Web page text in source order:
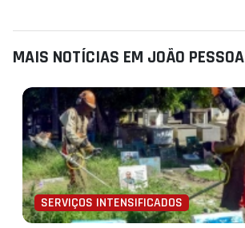
MAIS NOTÍCIAS EM JOÃO PESSOA
SERVIÇOS INTENSIFICADOS